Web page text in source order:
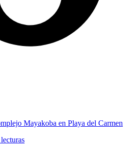
Mayakoba en Playa del Carmen
lecturas